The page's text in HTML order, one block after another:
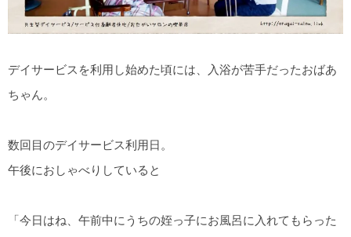
デイサービスを利用し始めた頃には、入浴が苦手だったおばあ
ちゃん。
数回目のデイサービス利用日。
午後におしゃべりしていると
「今日はね、午前中にうちの姪っ子にお風呂に入れてもらった